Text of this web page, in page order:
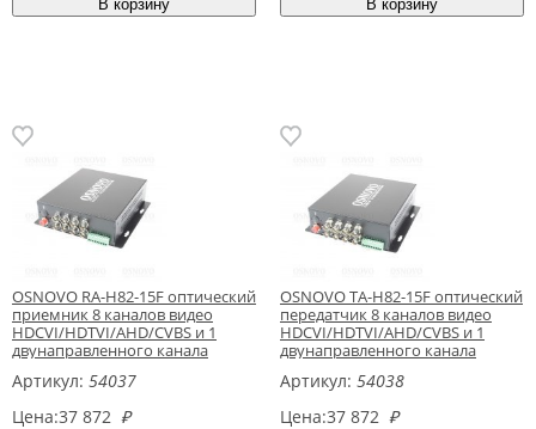
OSNOVO RA-H82-15F оптический
приемник 8 каналов видео
HDCVI/HDTVI/AHD/CVBS и 1
двунаправленного канала
Артикул: 54037
Цена:37 872 ₽
OSNOVO TA-H82-15F оптический
передатчик 8 каналов видео
HDCVI/HDTVI/AHD/CVBS и 1
двунаправленного канала
Артикул: 54038
Цена:37 872 ₽